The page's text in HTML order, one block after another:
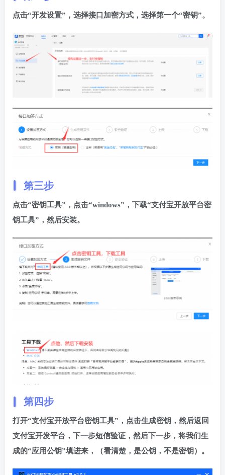
点击“开发设置”，选择接口加密方式，选择第一个“密钥”。
第三步
点击“密钥工具”，点击“windows”，下载“支付宝开放平台密
钥工具”，然后安装。
第四步
打开“支付宝开放平台密钥工具”，点击生成密钥，然后返回
支付宝开发平台，下一步短信验证，然后下一步，将我们生
成的“应用公钥”填进来，（看清楚，是公钥，不是密钥）。